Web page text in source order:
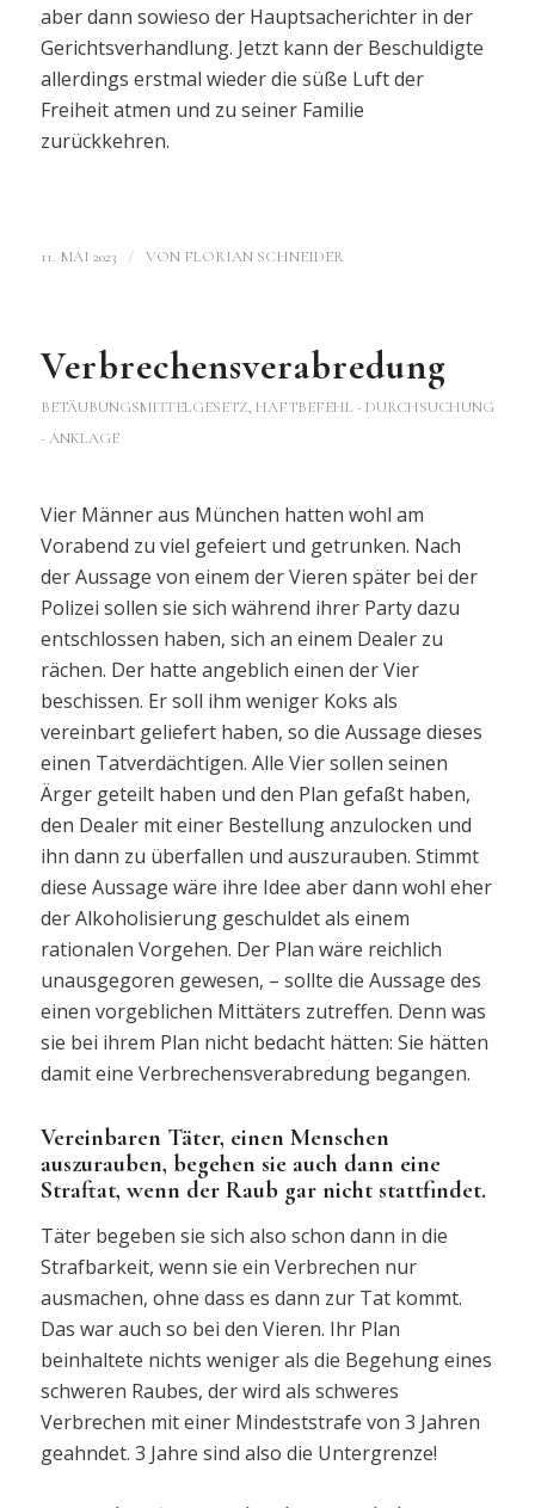
aber dann sowieso der Hauptsacherichter in der
Gerichtsverhandlung. Jetzt kann der Beschuldigte
allerdings erstmal wieder die süße Luft der
Freiheit atmen und zu seiner Familie
zurückkehren.
11. MAI 2023 / VON FLORIAN SCHNEIDER
Verbrechensverabredung
BETÄUBUNGSMITTELGESETZ, HAFTBEFEHL - DURCHSUCHUNG
- ANKLAGE
Vier Männer aus München hatten wohl am
Vorabend zu viel gefeiert und getrunken. Nach
der Aussage von einem der Vieren später bei der
Polizei sollen sie sich während ihrer Party dazu
entschlossen haben, sich an einem Dealer zu
rächen. Der hatte angeblich einen der Vier
beschissen. Er soll ihm weniger Koks als
vereinbart geliefert haben, so die Aussage dieses
einen Tatverdächtigen. Alle Vier sollen seinen
Ärger geteilt haben und den Plan gefaßt haben,
den Dealer mit einer Bestellung anzulocken und
ihn dann zu überfallen und auszurauben. Stimmt
diese Aussage wäre ihre Idee aber dann wohl eher
der Alkoholisierung geschuldet als einem
rationalen Vorgehen. Der Plan wäre reichlich
unausgegoren gewesen, – sollte die Aussage des
einen vorgeblichen Mittäters zutreffen. Denn was
sie bei ihrem Plan nicht bedacht hätten: Sie hätten
damit eine Verbrechensverabredung begangen.
Vereinbaren Täter, einen Menschen
auszurauben, begehen sie auch dann eine
Straftat, wenn der Raub gar nicht stattfindet.
Täter begeben sie sich also schon dann in die
Strafbarkeit, wenn sie ein Verbrechen nur
ausmachen, ohne dass es dann zur Tat kommt.
Das war auch so bei den Vieren. Ihr Plan
beinhaltete nichts weniger als die Begehung eines
schweren Raubes, der wird als schweres
Verbrechen mit einer Mindeststrafe von 3 Jahren
geahndet. 3 Jahre sind also die Untergrenze!